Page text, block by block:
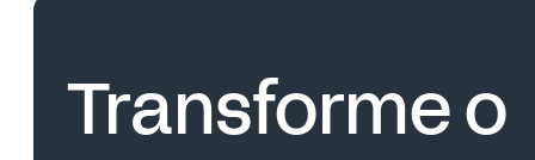
Transforme o